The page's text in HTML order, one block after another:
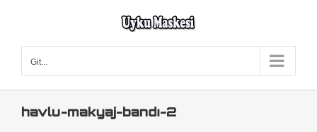
Git...
havlu-makyaj-bandı-2